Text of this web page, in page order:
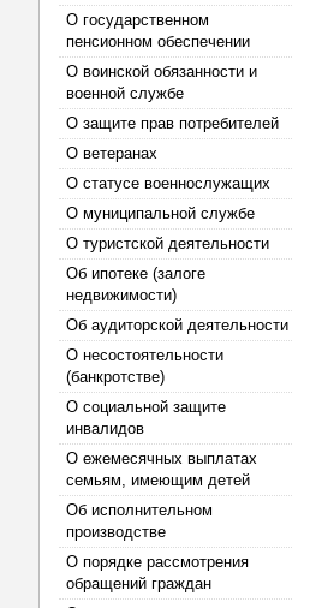
О государственном
пенсионном обеспечении
О воинской обязанности и
военной службе
О защите прав потребителей
О ветеранах
О статусе военнослужащих
О муниципальной службе
О туристской деятельности
Об ипотеке (залоге
недвижимости)
Об аудиторской деятельности
О несостоятельности
(банкротстве)
О социальной защите
инвалидов
О ежемесячных выплатах
семьям, имеющим детей
Об исполнительном
производстве
О порядке рассмотрения
обращений граждан